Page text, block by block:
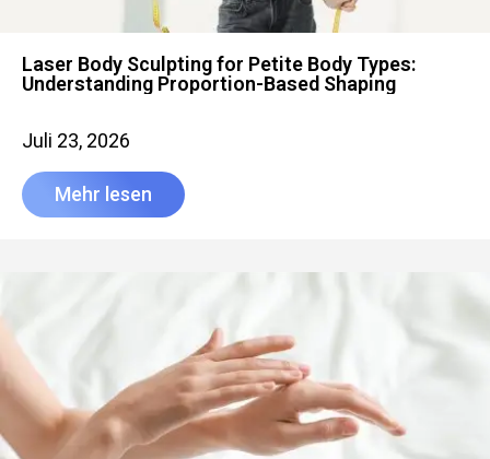
Laser Body Sculpting for Petite Body Types:
Understanding Proportion-Based Shaping
Juli 23, 2026
Mehr lesen